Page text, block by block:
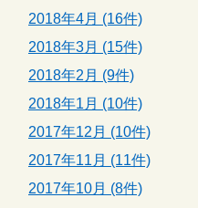
2018年4月 (16件)
2018年3月 (15件)
2018年2月 (9件)
2018年1月 (10件)
2017年12月 (10件)
2017年11月 (11件)
2017年10月 (8件)